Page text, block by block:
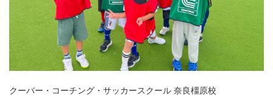
クーバー・コーチング・サッカースクール 奈良橿原校